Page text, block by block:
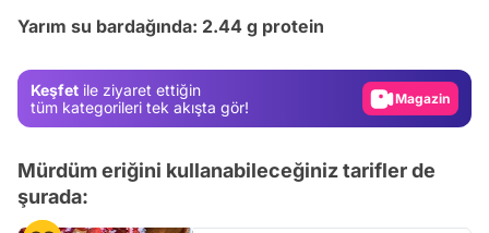
Yarım su bardağında: 2.44 g protein
Keşfet ile ziyaret ettiğin
tüm kategorileri tek akışta gör!
Video
Mürdüm eriğini kullanabileceğiniz tarifler de
şurada: